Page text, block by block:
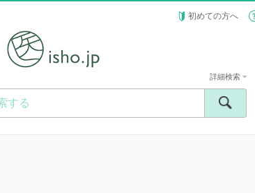
初めての方へ
詳細検索